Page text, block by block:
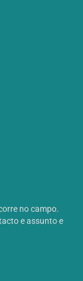
no campo.
e assunto e